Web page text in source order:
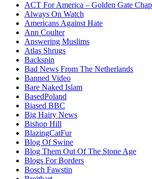
ACT For America – Golden Gate
Always On Watch
Americans Against Hate
Ann Coulter
Answering Muslims
Atlas Shrugs
Backspin
Bad News From The Netherlands
Banned Video
Bare Naked Islam
BasedPoland
Biased BBC
Big Hairy News
Bishop Hill
BlazingCatFur
Blog Of Swine
Blog Them Out Of The Stone Age
Blogs For Borders
Bosch Fawstin